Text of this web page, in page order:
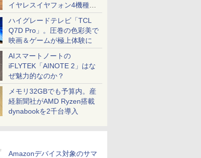
イヤレスイヤフォン4機種を
一気に聴く
ハイグレードテレビ「TCL
Q7D Pro」。圧巻の色彩美で
映画＆ゲームが極上体験に
AIスマートノートの
iFLYTEK「AINOTE 2」はな
ぜ魅力的なのか？
メモリ32GBでも予算内。産
経新聞社がAMD Ryzen搭載
dynabookを2千台導入
Amazonデバイス対象のサマ